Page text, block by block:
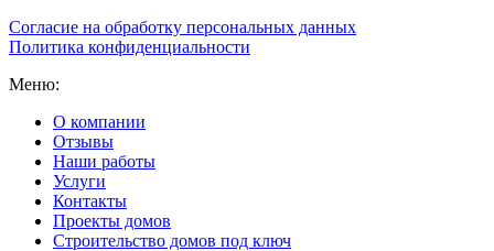
Согласие на обработку персональных данных
Политика конфиденциальности
Меню:
О компании
Отзывы
Наши работы
Услуги
Контакты
Проекты домов
Строительство домов под ключ